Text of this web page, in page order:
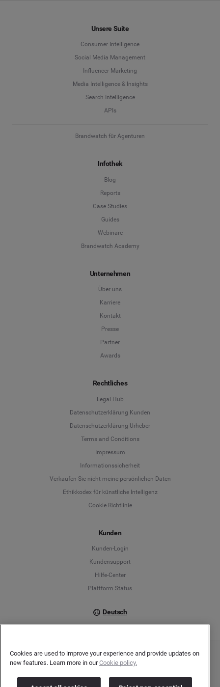
Unsere Suite
Consumer Intelligence
Social Media Management
Influencer Marketing
Media Intelligence & Insights
Search Intelligence
APIs
Brandwatch für Agenturen
Infothek
Blog
Reports
Case Studies
Guides
Webinare
Brandwatch Academy
Unternehmen
Über uns
Karriere
Kontakt
Presse
Partner
Awards
Rechtliches
Legal Hub
Datenschutzerklärung Kunden
Datenschutzerklärung Urheber
Terms and Conditions
Impressum
Informationssicherheit
Verkaufen Sie nicht meine persönlichen Daten
Ethikkodex für künstliche Intelligenz
Cookie Richtlinie
Kunden
Kunden-Login
Kundensupport
Hilfe-Center
Plattform Status
Deutsch
Deutsch
English
Copyright © 2026 Brandwatch. Alle Rechte vorbehalten. De-Saint-Exupéry-Straße 10,
60549 Frankfurt/Main
Cookies are used to improve your experience and provide updates on
new features. Learn more in ourCookie policy.